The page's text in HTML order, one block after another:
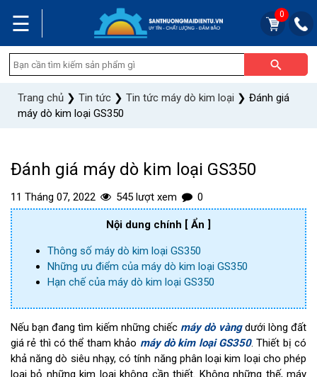
☰ 0
Trang chủ ❯ Tin tức ❯ Tin tức máy dò kim loại ❯ Đánh giá
máy dò kim loại GS350
Đánh giá máy dò kim loại GS350
11 Tháng 07, 2022 545 lượt xem 0
Nội dung chính [ Ẩn ]
Thông số máy dò kim loại GS350
Những ưu điểm của máy dò kim loại GS350
Hạn chế của máy dò kim loại GS350
Nếu bạn đang tìm kiếm những chiếc máy dò vàngdưới lòng đất
giá rẻ thì có thể tham khảo máy dò kim loại GS350. Thiết bị có
khả năng dò siêu nhạy, có tính năng phân loại kim loại cho phép
loại bỏ những kim loại không cần thiết. Không những thế, máy